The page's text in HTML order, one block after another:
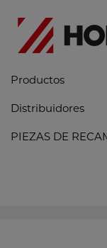
Productos
Distribuidores
PIEZAS DE